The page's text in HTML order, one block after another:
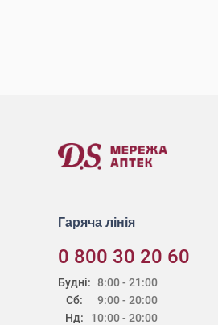
Гаряча лінія
0 800 30 20 60
Будні:
Сб:
Нд:
8:00 - 21:00
9:00 - 20:00
10:00 - 20:00